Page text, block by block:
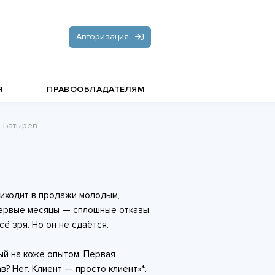
Авторизация
романы
Стихи и поэзия
ПРАВООБЛАДАТЕЛЯМ
Батырев
в продажи молодым,
месяцы — сплошные отказы,
зря. Но он не сдаётся.
на коже опытом. Первая
Нет. Клиент — просто клиент»*.